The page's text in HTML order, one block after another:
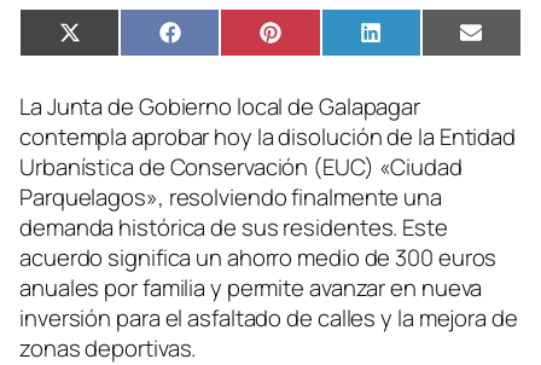
Compartir
en
X
(Twitter)
Compartir
en
FacebookCompartir
en
PinterestCompartir
en
LinkedIn
en
Email
La Junta de Gobierno local de Galapagar
contempla aprobar hoy la disolución de la Entidad
Urbanística de Conservación (EUC) «Ciudad
Parquelagos», resolviendo finalmente una
demanda histórica de sus residentes. Este
acuerdo significa un ahorro medio de 300 euros
anuales por familia y permite avanzar en nueva
inversión para el asfaltado de calles y la mejora de
zonas deportivas.